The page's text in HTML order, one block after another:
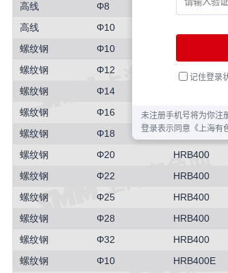
高线
Φ8 HPB300
高线
Φ10
螺纹钢
Φ10
螺纹钢
Φ12 HRB400
螺纹钢
Φ14
螺纹钢
Φ16 HRB400
螺纹钢
Φ18 HRB400
螺纹钢
Φ20 HRB400
螺纹钢
Φ22 HRB400
螺纹钢
Φ25 HRB400
螺纹钢
Φ28 HRB400
螺纹钢
Φ32 HRB400
螺纹钢
Φ10 HRB400E